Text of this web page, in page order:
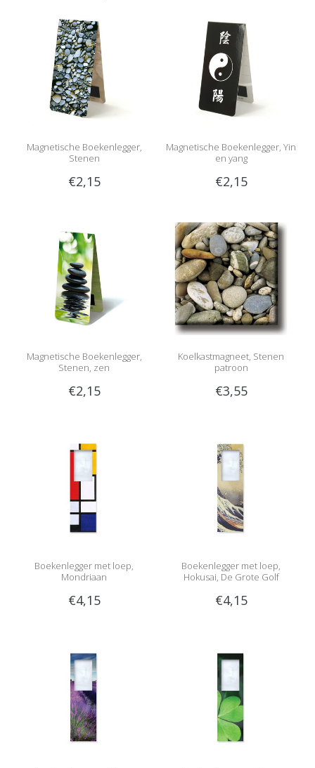
Magnetische Boekenlegger,
Stenen
€2,15
Magnetische Boekenlegger, Yin
en yang
€2,15
Magnetische Boekenlegger,
Stenen, zen
€2,15
Koelkastmagneet, Stenen
patroon
€3,55
Boekenlegger met loep,
Mondriaan
€4,15
Boekenlegger met loep,
Hokusai, De Grote Golf
€4,15